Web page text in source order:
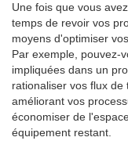
Une fois que vous
temps de revoir vos
moyens d'optimiser
Par exemple, pouvez-
impliquées dans un
rationaliser vos flux
améliorant vos
économiser de
équipement restant.